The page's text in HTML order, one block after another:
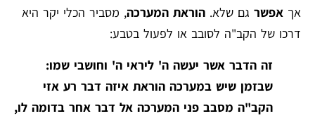
אך אפשר גם שלא. הוראת המערכה, מסביר הכלי יקר היא
דרכו של הקב"ה לסובב או לפעול בטבע:
זה הדבר אשר יעשה ה' ליראי ה' וחושבי שמו:
שבזמן שיש במערכה הוראת איזה דבר רע אזי
הקב"ה מסבב פני המערכה אל דבר אחר בדומה לו,